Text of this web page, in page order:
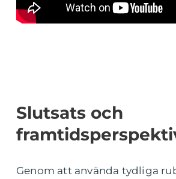
Slutsats och
Genom att använda tydliga